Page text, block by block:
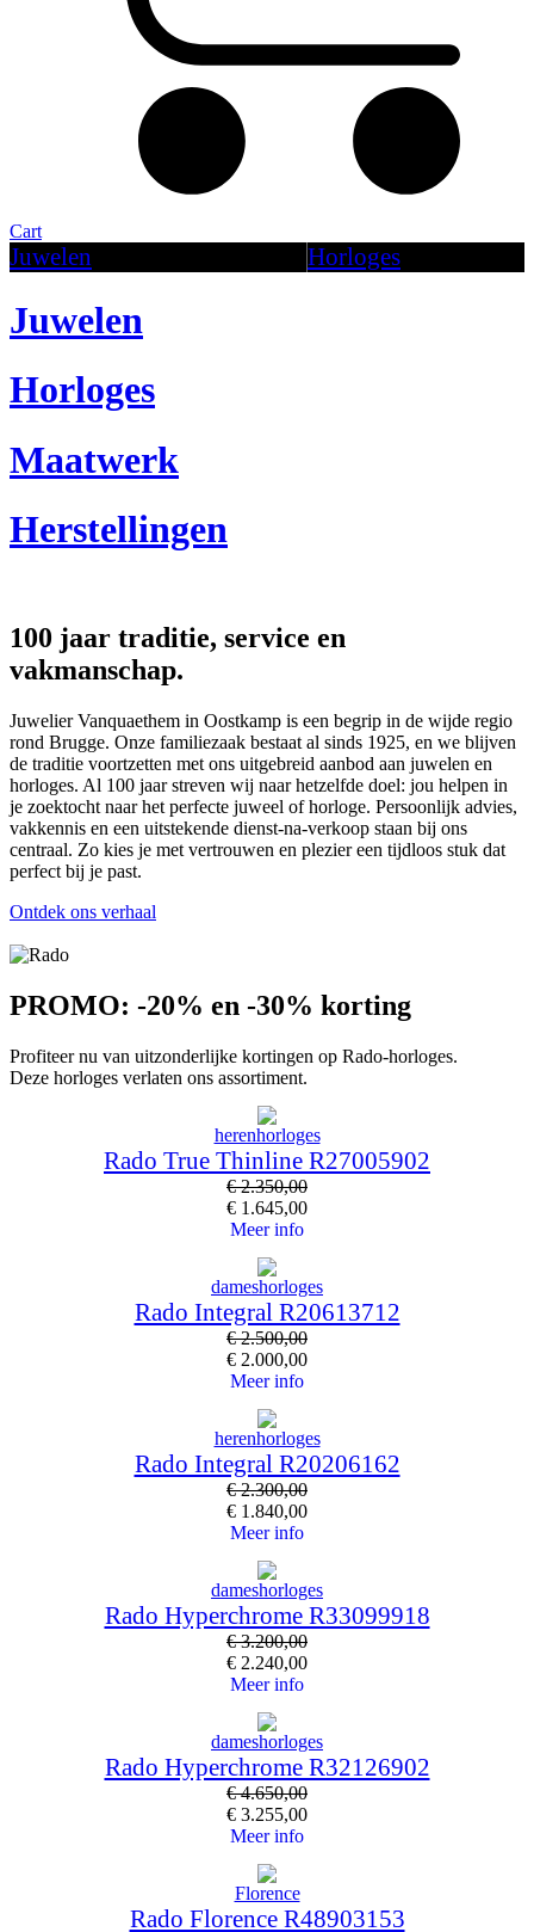
Cart
Juwelen
accessoire, het vertelt een verhaal. Of
het nu gaat om een cadeau of een
vinden.
Ontdek onze juwelen
Horloges
Juwelen
Horloges
Maatwerk
Herstellingen
100 jaar traditie, service en
vakmanschap.
Juwelier Vanquaethem in Oostkamp is een begrip in de wijde regio
rond Brugge. Onze familiezaak bestaat al sinds 1925, en we blijven
de traditie voortzetten met ons uitgebreid aanbod aan juwelen en
horloges. Al 100 jaar streven wij naar hetzelfde doel: jou helpen in
je zoektocht naar het perfecte juweel of horloge. Persoonlijk advies,
vakkennis en een uitstekende dienst-na-verkoop staan bij ons
centraal. Zo kies je met vertrouwen en plezier een tijdloos stuk dat
perfect bij je past.
Ontdek ons verhaal
PROMO: -20% en -30% korting
Profiteer nu van uitzonderlijke kortingen op Rado-horloges.
Deze horloges verlaten ons assortiment.
herenhorloges
Rado True Thinline R27005902
€2.350,00
€ 1.645,00
Meer info
dameshorloges
Rado Integral R20613712
€2.500,00
€ 2.000,00
Meer info
herenhorloges
Rado Integral R20206162
€2.300,00
€ 1.840,00
Meer info
dameshorloges
Rado Hyperchrome R33099918
€3.200,00
€ 2.240,00
Meer info
dameshorloges
Rado Hyperchrome R32126902
€4.650,00
€ 3.255,00
Meer info
Florence
Rado Florence R48903153